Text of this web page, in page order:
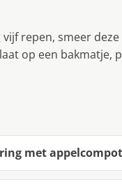
repen, smeer
op een bakmatje,
met